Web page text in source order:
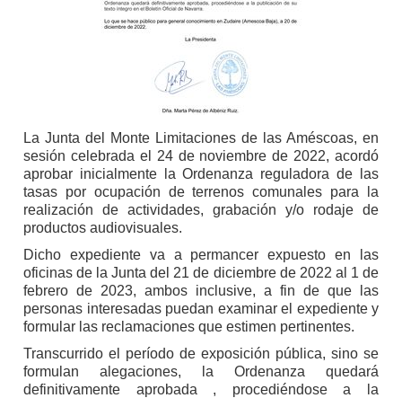
La Junta del Monte Limitaciones de las Améscoas, en
sesión celebrada el 24 de noviembre de 2022, acordó
aprobar inicialmente la Ordenanza reguladora de las
tasas por ocupación de terrenos comunales para la
realización de actividades, grabación y/o rodaje de
productos audiovisuales.
Dicho expediente va a permancer expuesto en las
oficinas de la Junta del 21 de diciembre de 2022 al 1 de
febrero de 2023, ambos inclusive, a fin de que las
personas interesadas puedan examinar el expediente y
formular las reclamaciones que estimen pertinentes.
Transcurrido el período de exposición pública, sino se
formulan alegaciones, la Ordenanza quedará
definitivamente aprobada , procediéndose a la